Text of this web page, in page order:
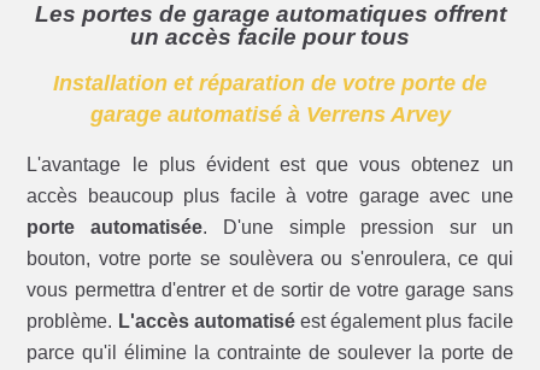
Les portes de garage automatiques offrent
un accès facile pour tous
Installation et réparation de votre porte de
garage automatisé à Verrens Arvey
L'avantage le plus évident est que vous obtenez un
accès beaucoup plus facile à votre garage avec une
porte automatisée. D'une simple pression sur un
bouton, votre porte se soulèvera ou s'enroulera, ce qui
vous permettra d'entrer et de sortir de votre garage sans
problème. L'accès automatiséest également plus facile
parce qu'il élimine la contrainte de soulever la porte de